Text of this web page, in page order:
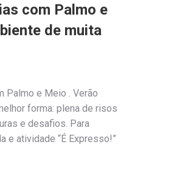
com Palmo e
de muita
Palmo e Meio . Verão
forma: plena de risos
e desafios. Para
e atividade “É Expresso!”